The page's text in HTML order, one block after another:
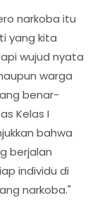
narkoba itu
yang kita
wujud nyata
warga
benar-
Kelas I
bahwa
berjalan
individu di
narkoba."